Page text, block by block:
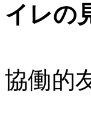
イレの
1 協
協働的
2 フ